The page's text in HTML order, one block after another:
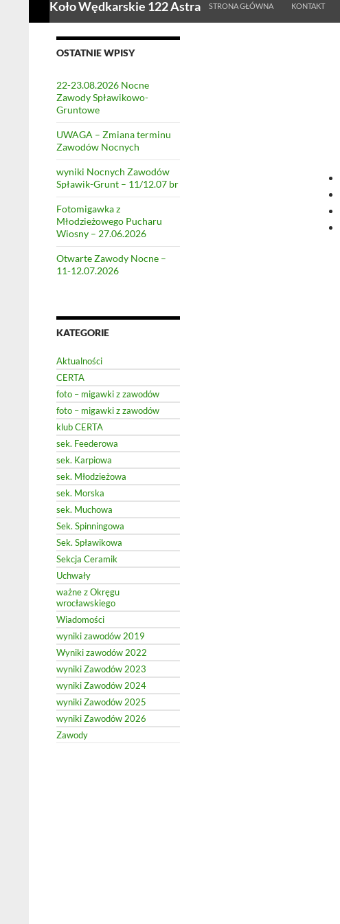
Koło Wędkarskie 122 Astra STRONA GŁÓWNA KONTAKT
OSTATNIE WPISY
22-23.08.2026 Nocne
Zawody Spławikowo-
Gruntowe
UWAGA – Zmiana terminu
Zawodów Nocnych
wyniki Nocnych Zawodów
Spławik-Grunt – 11/12.07 br
Fotomigawka z
Młodzieżowego Pucharu
Wiosny – 27.06.2026
Otwarte Zawody Nocne –
11-12.07.2026
KATEGORIE
Aktualności
CERTA
foto – migawki z zawodów
foto – migawki z zawodów
klub CERTA
sek. Feederowa
sek. Karpiowa
sek. Młodzieżowa
sek. Morska
sek. Muchowa
Sek. Spinningowa
Sek. Spławikowa
Sekcja Ceramik
Uchwały
ważne z Okręgu
wrocławskiego
Wiadomości
wyniki zawodów 2019
Wyniki zawodów 2022
wyniki Zawodów 2023
wyniki Zawodów 2024
wyniki Zawodów 2025
wyniki Zawodów 2026
Zawody